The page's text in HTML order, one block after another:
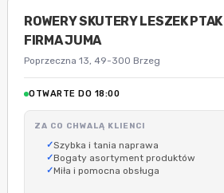
ROWERY SKUTERY LESZEK PTAK
FIRMA JUMA
Poprzeczna 13, 49-300 Brzeg
OTWARTE DO 18:00
ZA CO CHWALĄ KLIENCI
Szybka i tania naprawa
Bogaty asortyment produktów
Miła i pomocna obsługa